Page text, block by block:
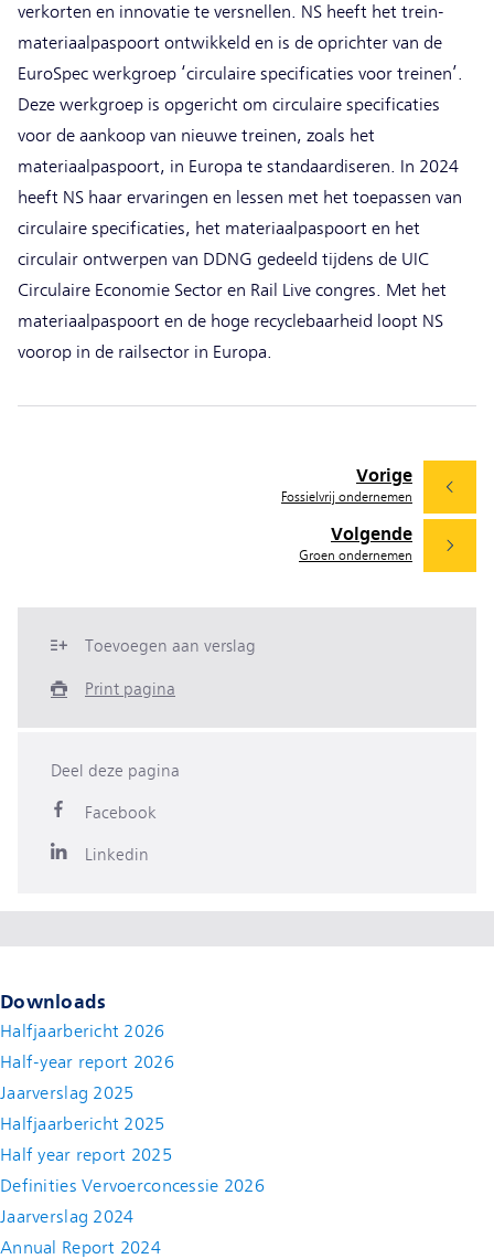
verkorten en innovatie te versnellen. NS heeft het trein-
materiaalpaspoort ontwikkeld en is de oprichter van de
EuroSpec werkgroep ‘circulaire specificaties voor treinen’.
Deze werkgroep is opgericht om circulaire specificaties
voor de aankoop van nieuwe treinen, zoals het
materiaalpaspoort, in Europa te standaardiseren. In 2024
heeft NS haar ervaringen en lessen met het toepassen van
circulaire specificaties, het materiaalpaspoort en het
circulair ontwerpen van DDNG gedeeld tijdens de UIC
Circulaire Economie Sector en Rail Live congres. Met het
materiaalpaspoort en de hoge recyclebaarheid loopt NS
voorop in de railsector in Europa.
Volgende
Groen ondernemen
Vorige
Fossielvrij ondernemen
Toevoegen aan verslag
Print pagina
Deel deze pagina
Facebook
Linkedin
Downloads
Halfjaarbericht 2026
Half-year report 2026
Jaarverslag 2025
Halfjaarbericht 2025
Half year report 2025
Definities Vervoerconcessie 2026
Jaarverslag 2024
Annual Report 2024